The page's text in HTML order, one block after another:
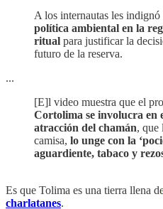
A los internautas les indignó
política ambiental en la
ritual para justificar la
futuro de la reserva.
...
[E]l video muestra que el
Cortolima se involucra en
atracción del chamán, que
camisa, lo unge con la
aguardiente, tabaco y
Es que Tolima es una tierra llena
charlatanes.